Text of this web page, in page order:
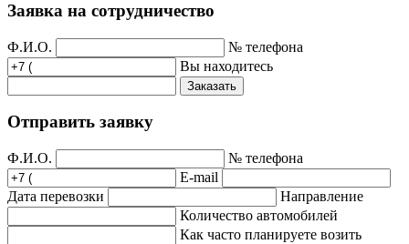
Заявка на сотрудничество
Ф.И.О.
№ телефона
Вы находитесь
Заказать
Отправить заявку
Ф.И.О.
№ телефона
E-mail
Дата перевозки
Направление
Количество автомобилей
Как часто планируете возить